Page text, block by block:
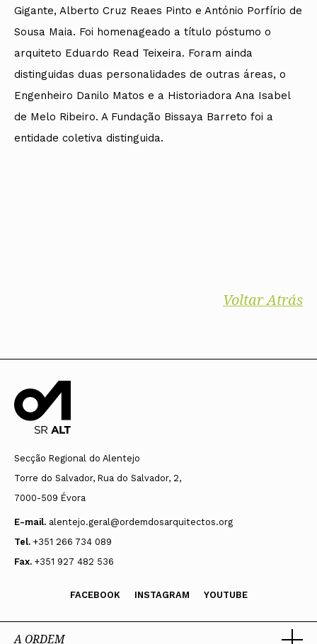
Gigante, Alberto Cruz Reaes Pinto e António Porfírio de
Sousa Maia. Foi homenageado a título póstumo o
arquiteto Eduardo Read Teixeira. Foram ainda
distinguidas duas personalidades de outras áreas, o
Engenheiro Danilo Matos e a Historiadora Ana Isabel
de Melo Ribeiro. A Fundação Bissaya Barreto foi a
entidade coletiva distinguida.
Voltar Atrás
Secção Regional do Alentejo
Torre do Salvador, Rua do Salvador, 2,
7000-509 Évora
E-mail. alentejo.geral@ordemdosarquitectos.org
Tel. +351 266 734 089
Fax. +351 927 482 536
FACEBOOK INSTAGRAM YOUTUBE
A ORDEM